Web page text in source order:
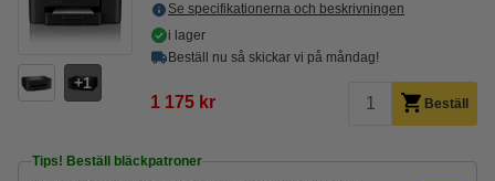
1
Se specifikationerna och beskrivningen
i lager
Beställ nu så skickar vi på måndag!
1 175 kr Beställ
Tips! Beställ bläckpatroner